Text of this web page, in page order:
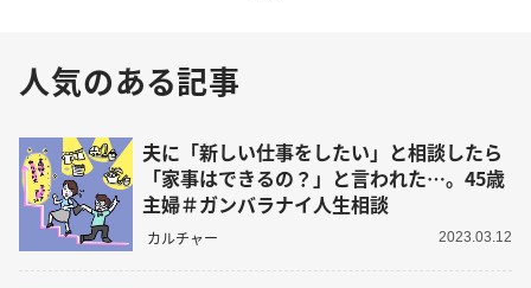
人気のある記事
夫に「新しい仕事をしたい」と相談したら
「家事はできるの？」と言われた…。45歳
主婦＃ガンバラナイ人生相談
カルチャー 2023.03.12